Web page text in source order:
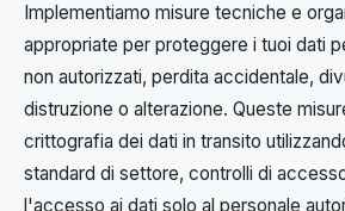
Implementiamo misure tecniche e
appropriate per proteggere i tuoi dati
non autorizzati, perdita accidentale,
distruzione o alterazione. Queste
crittografia dei dati in transito
standard di settore, controlli di
l'accesso ai dati solo al personale